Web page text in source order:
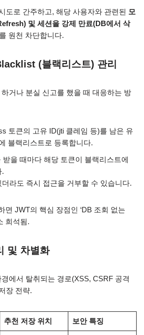
도로 간주하고, 해당 사용자와 관련된 모
및 세션을 강제 만료(DB에서 삭
원천 차단합니다.
(블랙리스트) 관리
거나 분실 신고를 했을 때 대응하는 방
토큰의 고유 ID(jti 클레임 등)를 남은 유
블랙리스트로 등록합니다.
받을 때마다 해당 토큰이 블랙리스트에
.
라도 즉시 접근을 거부할 수 있습니다.
면 JWT의 핵심 장점인 ‘DB 조회 없는
희석됨.
및 차별화
에서 탈취되는 경로(XSS, CSRF 공격
장 전략.
추천 저장 위치 보안 특징